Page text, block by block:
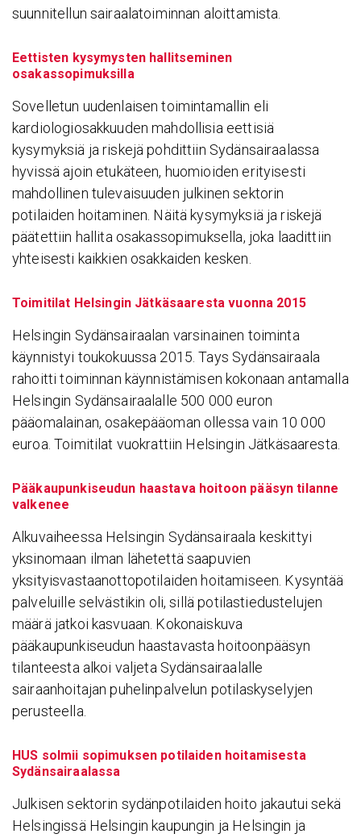
suunnitellun sairaalatoiminnan aloittamista.
Eettisten kysymysten hallitseminen
osakassopimuksilla
Sovelletun uudenlaisen toimintamallin eli
kardiologiosakkuuden mahdollisia eettisiä
kysymyksiä ja riskejä pohdittiin Sydänsairaalassa
hyvissä ajoin etukäteen, huomioiden erityisesti
mahdollinen tulevaisuuden julkinen sektorin
potilaiden hoitaminen. Näitä kysymyksiä ja riskejä
päätettiin hallita osakassopimuksella, joka laadittiin
yhteisesti kaikkien osakkaiden kesken.
Toimitilat Helsingin Jätkäsaaresta vuonna 2015
Helsingin Sydänsairaalan varsinainen toiminta
käynnistyi toukokuussa 2015. Tays Sydänsairaala
rahoitti toiminnan käynnistämisen kokonaan antamalla
Helsingin Sydänsairaalalle 500 000 euron
pääomalainan, osakepääoman ollessa vain 10 000
euroa. Toimitilat vuokrattiin Helsingin Jätkäsaaresta.
Pääkaupunkiseudun haastava hoitoon pääsyn tilanne
valkenee
Alkuvaiheessa Helsingin Sydänsairaala keskittyi
yksinomaan ilman lähetettä saapuvien
yksityisvastaanottopotilaiden hoitamiseen. Kysyntää
palveluille selvästikin oli, sillä potilastiedustelujen
määrä jatkoi kasvuaan. Kokonaiskuva
pääkaupunkiseudun haastavasta hoitoonpääsyn
tilanteesta alkoi valjeta Sydänsairaalalle
sairaanhoitajan puhelinpalvelun potilaskyselyjen
perusteella.
HUS solmii sopimuksen potilaiden hoitamisesta
Sydänsairaalassa
Julkisen sektorin sydänpotilaiden hoito jakautui sekä
Helsingissä Helsingin kaupungin ja Helsingin ja